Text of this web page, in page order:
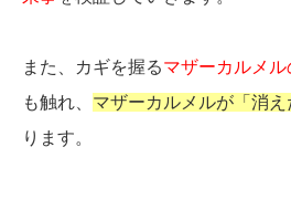
また、カギを握るマザーカルメ
も触れ、 マザーカルメルが「消
ります。